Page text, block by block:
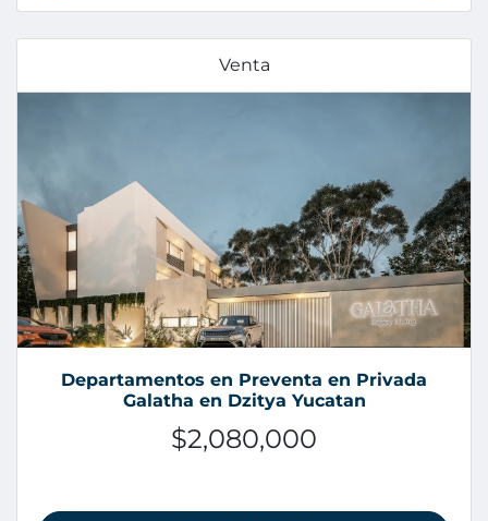
Venta
Departamentos en Preventa en Privada
Galatha en Dzitya Yucatan
$2,080,000